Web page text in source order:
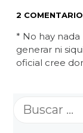
2
* No hay
generar ni
oficial cree
Buscar: